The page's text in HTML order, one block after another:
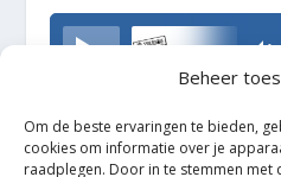
Beheer
Om de beste ervaringen te bieden,
cookies om informatie over je
raadplegen. Door in te stemmen met
TrudoFM